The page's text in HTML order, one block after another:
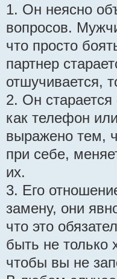
1. Он неясно
вопросов.
что просто
партнер
отшучивается,
2. Он
как телефон
выражено тем,
при себе,
их.
3. Его
замену, они
что это
быть не только
чтобы вы не